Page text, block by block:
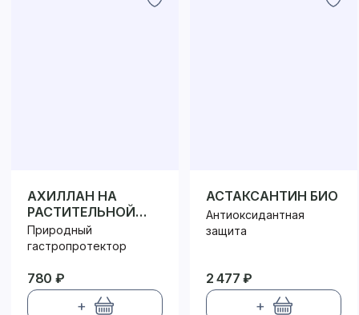
АХИЛЛАН НА
РАСТИТЕЛЬНОЙ
КЛЕТЧАТКЕ
Природный
гастропротектор
780 ₽
+
АСТАКСАНТИН БИО
Антиоксидантная
защита
2 477 ₽
+